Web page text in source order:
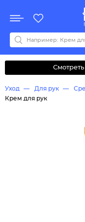
Все бренды
0-9ABCDEFGHIJKLMN
Уход Для рук
Крем для рук